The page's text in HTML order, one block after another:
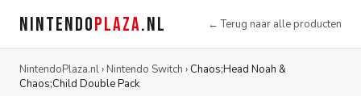
NINTENDOPLAZA.NL ← Terug naar alle producten
NintendoPlaza.nl› Nintendo Switch › Chaos;Head Noah &
Chaos;Child Double Pack